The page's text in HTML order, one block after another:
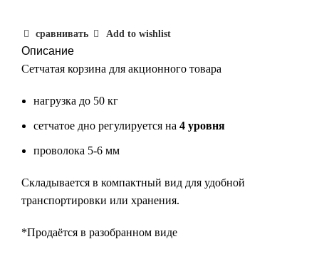
сравнивать Add to wishlist
Описание
Сетчатая корзина для акционного товара
нагрузка до 50 кг
сетчатое дно регулируется на 4 уровня
проволока 5-6 мм
Складывается в компактный вид для удобной
транспортировки или хранения.
*Продаётся в разобранном виде